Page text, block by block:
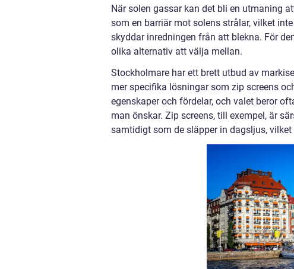
När solen gassar kan det bli en utmaning
som en barriär mot solens strålar, vilket
skyddar inredningen från att blekna. För
olika alternativ att välja mellan.
Stockholmare har ett brett utbud av
mer specifika lösningar som zip screens
egenskaper och fördelar, och valet beror
man önskar. Zip screens, till exempel, är
samtidigt som de släpper in dagsljus,